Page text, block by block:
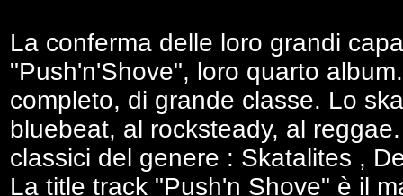
La conferma delle loro grandi
"Push'n'Shove", loro quarto
completo, di grande classe. Lo
bluebeat, al rocksteady, al
classici del genere : Skatalites ,
La title track "Push'n Shove" è il